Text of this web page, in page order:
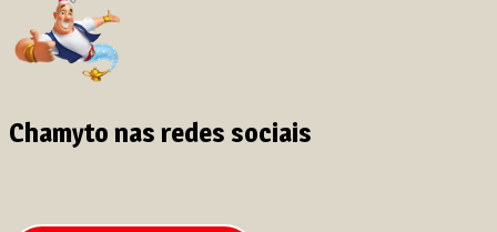
Chamyto nas redes sociais